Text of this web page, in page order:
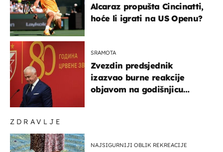
ZDRAVLJE
NAJSIGURNIJI OBLIK REKREACIJE
Alcaraz propušta Cincinatti,
hoće li igrati na US Openu?
SRAMOTA
Zvezdin predsjednik
izazvao burne reakcije
objavom na godišnjicu